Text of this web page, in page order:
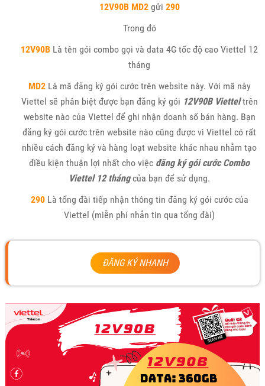
12V90B MD2gửi 290
Trong đó
12V90B Là tên gói combo gọi và data 4G tốc độ cao Viettel 12
tháng
MD2 Là mã đăng ký gói cước trên website này. Với mã này
Viettel sẽ phân biệt được bạn đăng ký gói 12V90B Vietteltrên
website nào của Viettel để ghi nhận doanh số bán hàng. Bạn
đăng ký gói cước trên website nào cũng được vì Viettel có rất
nhiều cách đăng ký và hàng loạt website khác nhau nhằm tạo
điều kiện thuận lợi nhất cho việc đăng ký gói cước Combo
Viettel 12 thángcủa bạn để sử dụng.
290Là tổng đài tiếp nhận thông tin đăng ký gói cước của
Viettel (miễn phí nhắn tin qua tổng đài)
ĐĂNG KÝ NHANH